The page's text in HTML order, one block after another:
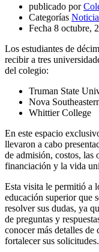
publicado por
Categorías
Fecha 8 octubre,
Los estudiantes de
recibir a tres
del colegio:
Truman State
Nova
Whittier College
En este espacio
llevaron a cabo
de admisión, costos, las
financiación y la vida
Esta visita le permitió a
educación superior que
resolver sus dudas, ya
de preguntas y
conocer más detalles
fortalecer sus solicitudes.